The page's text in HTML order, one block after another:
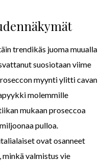
trendikäs juoma muualla
suosiotaan viime
myynti ylitti cavan
molemmille
mukaan proseccoa
pulloa.
ovat osanneet
valmistus vie